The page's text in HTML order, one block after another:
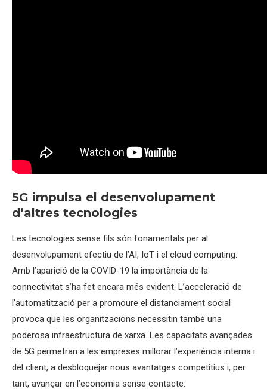
5G impulsa el desenvolupament
d’altres tecnologies
Les tecnologies sense fils són fonamentals per al
desenvolupament efectiu de l’AI, IoT i el cloud computing.
Amb l’aparició de la COVID-19 la importància de la
connectivitat s’ha fet encara més evident. L’acceleració de
l’automatització per a promoure el distanciament social
provoca que les organitzacions necessitin també una
poderosa infraestructura de xarxa. Les capacitats avançades
de 5G permetran a les empreses millorar l’experiència interna i
del client, a desbloquejar nous avantatges competitius i, per
tant, avançar en l’economia sense contacte.